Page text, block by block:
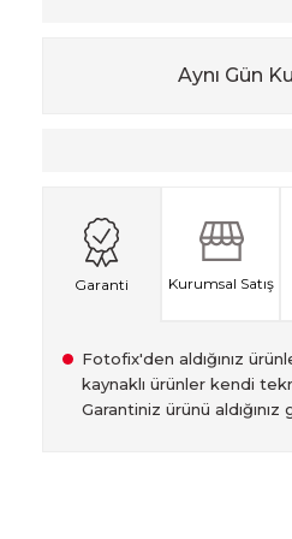
Aynı Gün
Garanti Kurumsal Satış
Fotofix'den aldığınız
kaynaklı ürünler kendi
Garantiniz ürünü